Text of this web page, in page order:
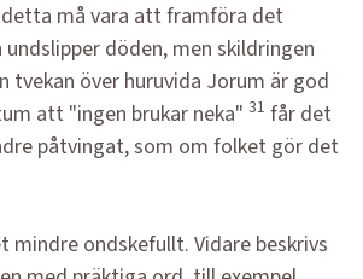
må vara att framföra det
döden, men skildringen
tvekan över huruvida Jorum är god
att "ingen brukar neka" 31 får det
påtvingat, som om folket gör det
mindre ondskefullt. Vidare beskrivs